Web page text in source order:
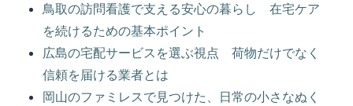
鳥取の訪問看護で支える安心の暮らし 在宅ケア
を続けるための基本ポイント
広島の宅配サービスを選ぶ視点 荷物だけでなく
信頼を届ける業者とは
岡山のファミレスで見つけた、日常の小さなぬく